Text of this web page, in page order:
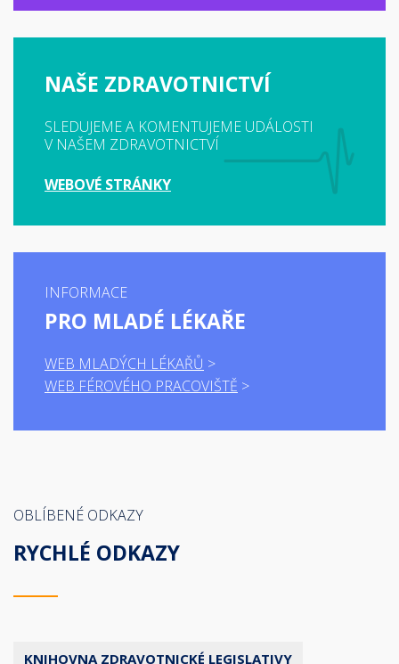
NAŠE ZDRAVOTNICTVÍ
SLEDUJEME A KOMENTUJEME UDÁLOSTI
V NAŠEM ZDRAVOTNICTVÍ
WEBOVÉ STRÁNKY
INFORMACE
PRO MLADÉ LÉKAŘE
WEB MLADÝCH LÉKAŘŮ
WEB FÉROVÉHO PRACOVIŠTĚ
OBLÍBENÉ ODKAZY
RYCHLÉ ODKAZY
KNIHOVNA ZDRAVOTNICKÉ LEGISLATIVY